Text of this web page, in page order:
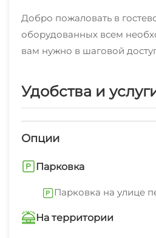
Добро пожаловать в
оборудованных всем
вам нужно в шаговой
Удобства и
Опции
Парковка
Парковка на улице
На территории